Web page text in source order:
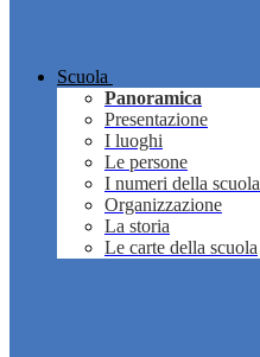
Scuola
Panoramica
Presentazione
I luoghi
Le persone
I numeri della scuola
Organizzazione
La storia
Le carte della scuola